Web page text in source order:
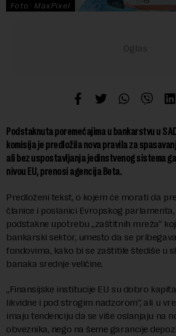
Foto: MaxPixel
Podstaknuta poremećajima u bankarstvu u
komisija je predložila nova pravila za
ali bez uspostavljanja jedinstvenog sistema
nivou EU, prenosi agencija Beta.
Predloženi tekst, o kojem će morati da
članice i poslanici Evropskog
podstakne upotrebu „zaštitnih mreža“
bankarski sektor, umesto da se
fondovima, kako bi se zaštitile štediše u
banaka srednje veličine.
„Finansijske institucije EU su dobro
likvidne i pod strogim nadzorom“, ali u
imaju tendenciju da se više oslanjaju na
obveznika, nego na šeme garancije